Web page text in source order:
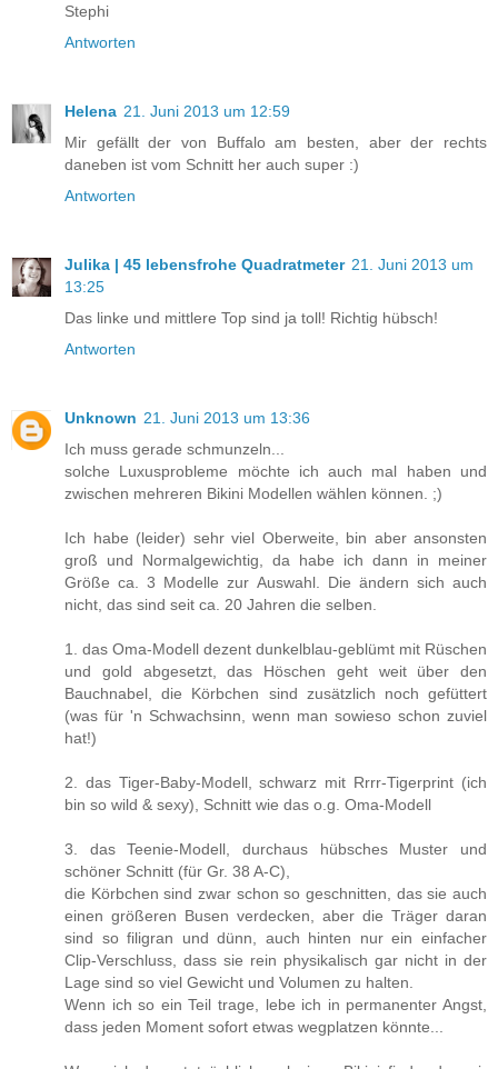
Stephi
Antworten
Helena 21. Juni 2013 um 12:59
Mir gefällt der von Buffalo am besten, aber der rechts
daneben ist vom Schnitt her auch super :)
Antworten
Julika | 45 lebensfrohe Quadratmeter 21. Juni 2013 um
13:25
Das linke und mittlere Top sind ja toll! Richtig hübsch!
Antworten
Unknown 21. Juni 2013 um 13:36
Ich muss gerade schmunzeln...
solche Luxusprobleme möchte ich auch mal haben und
zwischen mehreren Bikini Modellen wählen können. ;)
Ich habe (leider) sehr viel Oberweite, bin aber ansonsten
groß und Normalgewichtig, da habe ich dann in meiner
Größe ca. 3 Modelle zur Auswahl. Die ändern sich auch
nicht, das sind seit ca. 20 Jahren die selben.
1. das Oma-Modell dezent dunkelblau-geblümt mit Rüschen
und gold abgesetzt, das Höschen geht weit über den
Bauchnabel, die Körbchen sind zusätzlich noch gefüttert
(was für 'n Schwachsinn, wenn man sowieso schon zuviel
hat!)
2. das Tiger-Baby-Modell, schwarz mit Rrrr-Tigerprint (ich
bin so wild & sexy), Schnitt wie das o.g. Oma-Modell
3. das Teenie-Modell, durchaus hübsches Muster und
schöner Schnitt (für Gr. 38 A-C),
die Körbchen sind zwar schon so geschnitten, das sie auch
einen größeren Busen verdecken, aber die Träger daran
sind so filigran und dünn, auch hinten nur ein einfacher
Clip-Verschluss, dass sie rein physikalisch gar nicht in der
Lage sind so viel Gewicht und Volumen zu halten.
Wenn ich so ein Teil trage, lebe ich in permanenter Angst,
dass jeden Moment sofort etwas wegplatzen könnte...